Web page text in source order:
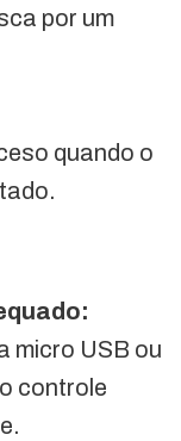
por um
quando o
micro USB ou
controle